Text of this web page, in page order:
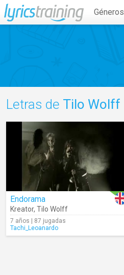
Géneros
Letras de Tilo Wolff
Endorama
Kreator, Tilo Wolff
7 años | 87 jugadas
Tachi_Leoanardo